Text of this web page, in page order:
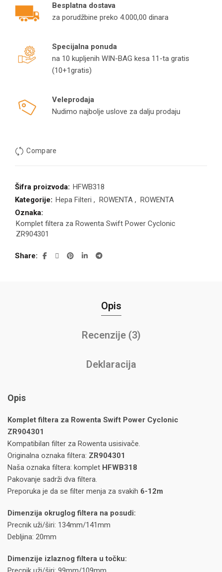
Besplatna dostava
za porudžbine preko 4.000,00 dinara
Specijalna ponuda
na 10 kupljenih WIN-BAG kesa 11-ta gratis
(10+1gratis)
Veleprodaja
Nudimo najbolje uslove za dalju prodaju
Compare
Šifra proizvoda: HFWB318
Kategorije: Hepa Filteri , ROWENTA ,
ROWENTA
Oznaka:
Komplet filtera za Rowenta Swift Power Cyclonic
ZR904301
Share
Opis
Recenzije (3)
Deklaracija
Opis
Komplet filtera za Rowenta Swift Power Cyclonic
ZR904301
Kompatibilan filter za Rowenta usisivače.
Originalna oznaka filtera: ZR904301
Naša oznaka filtera: komplet HFWB318
Pakovanje sadrži dva filtera.
Preporuka je da se filter menja za svakih 6-12m
Dimenzija okruglog filtera na posudi:
Precnik uži/širi: 134mm/141mm
Debljina: 20mm
Dimenzije izlaznog filtera u točku: